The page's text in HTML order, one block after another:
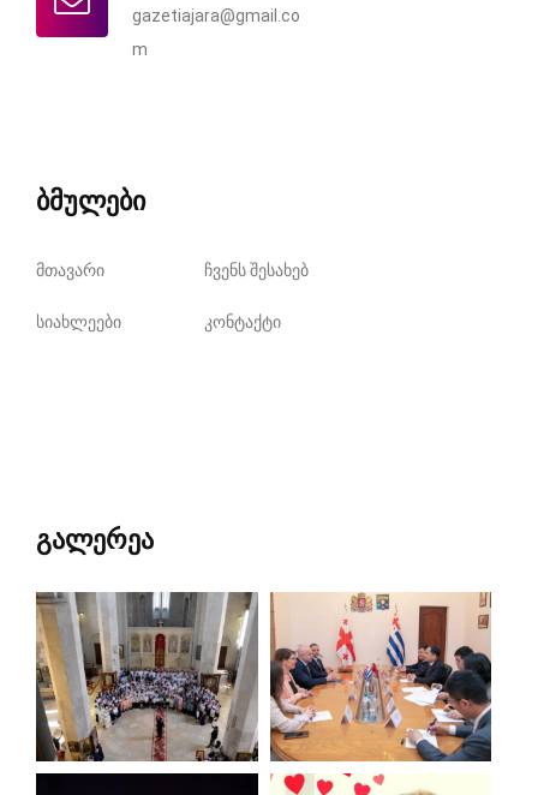
gazetiajara@gmail.co
m
ბმულები
მთავარი ჩვენს შესახებ
სიახლეები კონტაქტი
გალერეა